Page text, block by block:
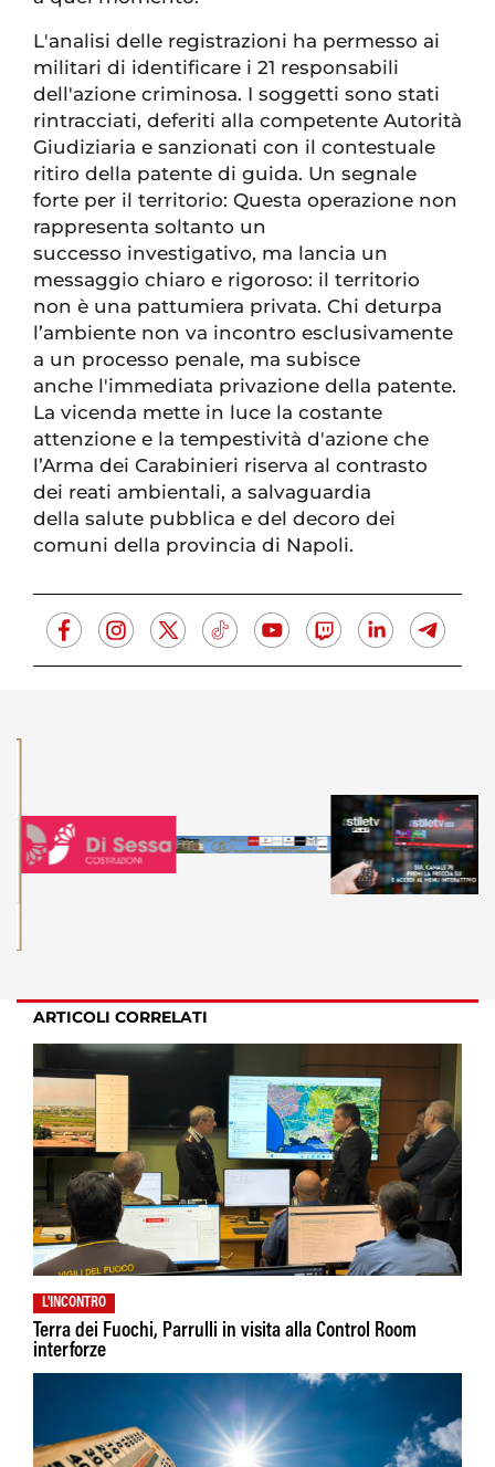
L'analisi delle registrazioni ha permesso ai
militari di identificare i 21 responsabili
dell'azione criminosa. I soggetti sono stati
rintracciati, deferiti alla competente Autorità
Giudiziaria e sanzionati con il contestuale
ritiro della patente di guida. Un segnale
forte per il territorio: Questa operazione non
rappresenta soltanto un
successo investigativo, ma lancia un
messaggio chiaro e rigoroso: il territorio
non è una pattumiera privata. Chi deturpa
l’ambiente non va incontro esclusivamente
a un processo penale, ma subisce
anche l'immediata privazione della patente.
La vicenda mette in luce la costante
attenzione e la tempestività d'azione che
l’Arma dei Carabinieri riserva al contrasto
dei reati ambientali, a salvaguardia
della salute pubblica e del decoro dei
comuni della provincia di Napoli.
ARTICOLI CORRELATI
L'INCONTRO
Terra dei Fuochi, Parrulli in visita alla Control Room
interforze